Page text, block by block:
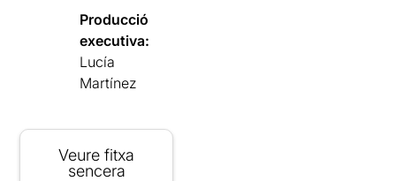
Producció
executiva:
Lucía
Martínez
Veure fitxa
sencera